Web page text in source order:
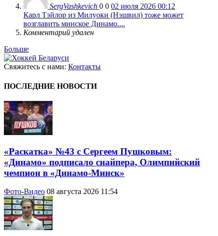
SergVashkevich 0 0 02 июля 2026 00:12
Карл Тэйлор из Милуоки (Нэшвил) тоже может
возглавить минское Динамо....
Комментарий удален
Больше
Свяжитесь с нами: Контакты
ПОСЛЕДНИЕ НОВОСТИ
«Раскатка» №43 с Сергеем Пушковым:
«Динамо» подписало снайпера, Олимпийский
чемпион в «Динамо-Минск»
Фото-Видео 08 августа 2026 11:54